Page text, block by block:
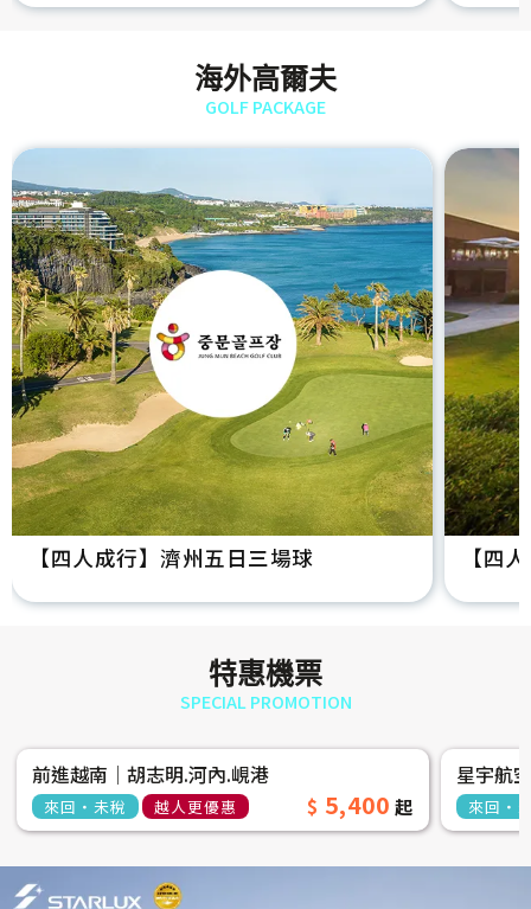
海外高爾夫
GOLF PACKAGE
【四人成行】濟州五日三場球 【四
特惠機票
SPECIAL PROMOTION
前進越南│胡志明.河內.峴港
來回‧未稅 越人更優惠 5,400
星宇航
來回‧